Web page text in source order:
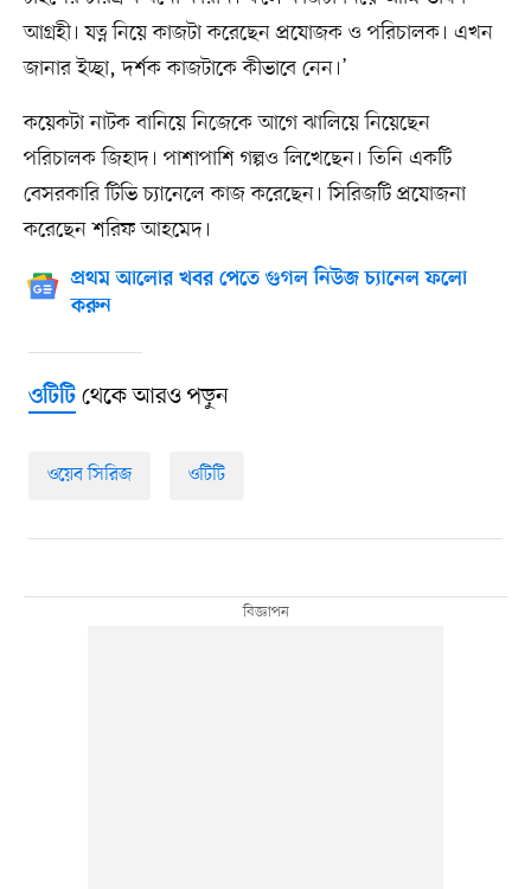
আগ্রহী। যত্ন নিয়ে কাজটা করেছেন প্রযোজক ও পরিচালক। এখন
জানার ইচ্ছা, দর্শক কাজটাকে কীভাবে নেন।’
কয়েকটা নাটক বানিয়ে নিজেকে আগে ঝালিয়ে নিয়েছেন
পরিচালক জিহাদ। পাশাপাশি গল্পও লিখেছেন। তিনি একটি
বেসরকারি টিভি চ্যানেলে কাজ করেছেন। সিরিজটি প্রযোজনা
করেছেন শরিফ আহমেদ।
প্রথম আলোর খবর পেতে গুগল নিউজ চ্যানেল ফলো
করুন
ওটিটিথেকে আরও পড়ুন
ওয়েব সিরিজ ওটিটি